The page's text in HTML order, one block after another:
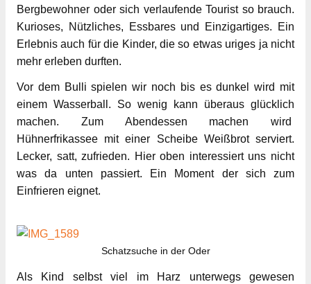
Bergbewohner oder sich verlaufende Tourist so brauch.
Kurioses, Nützliches, Essbares und Einzigartiges. Ein
Erlebnis auch für die Kinder, die so etwas uriges ja nicht
mehr erleben durften.
Vor dem Bulli spielen wir noch bis es dunkel wird mit
einem Wasserball. So wenig kann überaus glücklich
machen. Zum Abendessen machen wird
Hühnerfrikassee mit einer Scheibe Weißbrot serviert.
Lecker, satt, zufrieden. Hier oben interessiert uns nicht
was da unten passiert. Ein Moment der sich zum
Einfrieren eignet.
Schatzsuche in der Oder
Als Kind selbst viel im Harz unterwegs gewesen